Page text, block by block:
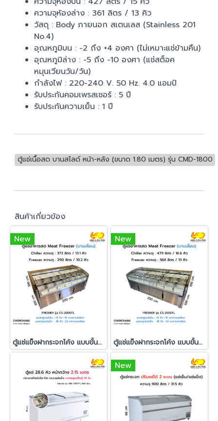
ความจุห้องล่าง : 361 ลิตร / 13 คิว
วัสดุ : Body ภายนอก สเตนเลส (Stainless 201
No.4)
อุณหภูมิบน : -2 ถึง +4 องศา (ไม่เหมาะแช่ข้ามคืน)
อุณหภูมิล่าง : -5 ถึง -10 องศา (แช่สต็อค
หมุนเวียนวัน/วัน)
กำลังไฟ : 220-240 V. 50 Hz. 4.0 แอมป์
รับประกันคอมเพรสเซอร์ : 5 ปี
รับประกันความเย็น : 1 ปี
ตู้แช่เนื้อสด บานสไลด์ หน้า-หลัง (ขนาด 1.80 เมตร) รุ่น CMD-1800
สินค้าเกี่ยวข้อง
New
ตู้แช่แข็งฝากระจกโค้ง แบบขั้นบันได FRESHER รุ่น CS-2000TL
New
ตู้แช่แข็งฝากระจกโค้ง แบบขั้นบันได Fresher รุ่น CS-2500TL
New